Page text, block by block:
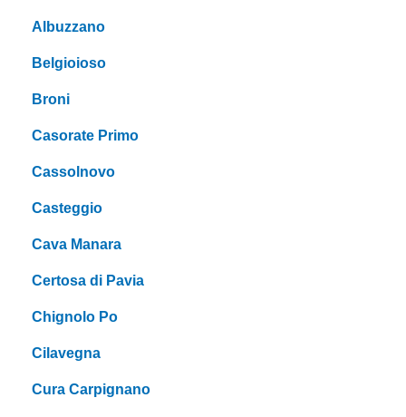
Albuzzano
Belgioioso
Broni
Casorate Primo
Cassolnovo
Casteggio
Cava Manara
Certosa di Pavia
Chignolo Po
Cilavegna
Cura Carpignano